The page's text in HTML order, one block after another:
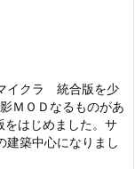
イクラ 統合版を少
ＭＯＤなるものがあ
はじめました。サ
建築中心になりまし